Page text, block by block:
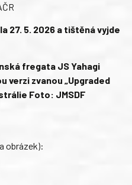
27. 5. 2026 a tištěná vyjde
fregata JS Yahagi
verzi zvanou „Upgraded
Foto: JMSDF
obrázek):